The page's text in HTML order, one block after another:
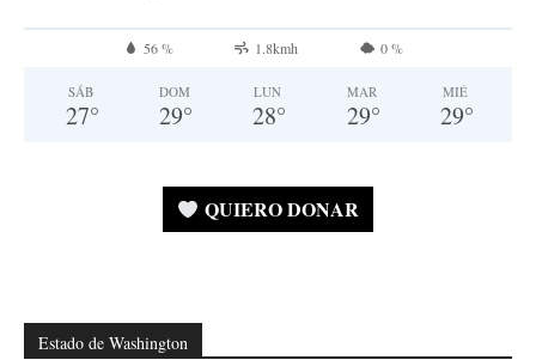
56 % 1.8kmh 0 %
SÁB
27°
DOM
29°
LUN
28°
MAR
29°
MIÉ
29°
QUIERO DONAR
Estado de Washington